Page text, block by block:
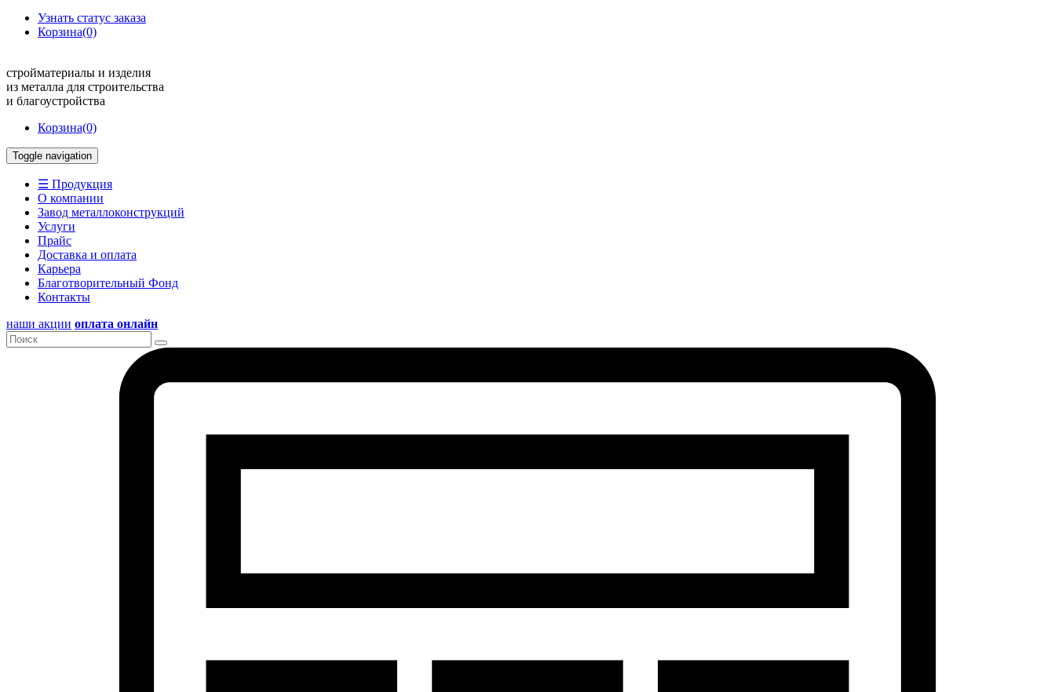
Узнать статус заказа
Корзина(0)
стройматериалы и изделия
из металла для строительства
и благоустройства
Корзина(0)
Toggle navigation
☰ Продукция
О компании
Завод металлоконструкций
Услуги
Прайс
Доставка и оплата
Карьера
Благотворительный Фонд
Контакты
наши акции оплата онлайн